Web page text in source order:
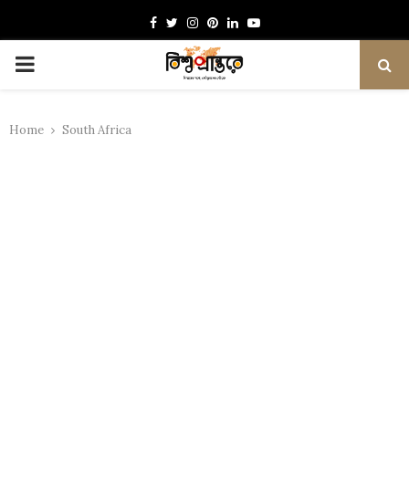
Facebook
TwitterInstagram
Pinterest
LinkedinYoutube
PRIMARY
Home South Africa